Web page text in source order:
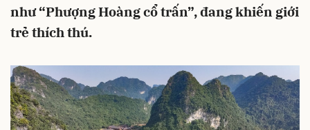
như “Phượng Hoàng cổ trấn”, đang khiến giới
trẻ thích thú.